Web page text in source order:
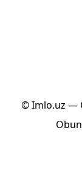
© Imlo.uz —